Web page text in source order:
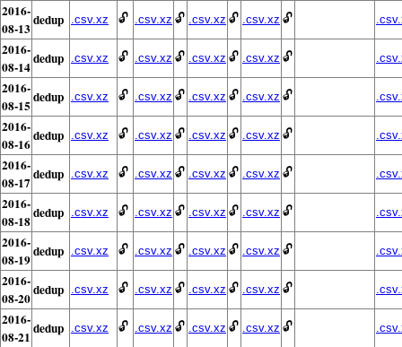
2016-
08-13dedup .csv.xz 🔓 .csv.xz 🔓 .csv.xz 🔓 .csv.xz 🔓
2016-
08-14dedup .csv.xz 🔓 .csv.xz 🔓 .csv.xz 🔓 .csv.xz 🔓
2016-
08-15 dedup .csv.xz 🔓 .csv.xz 🔓 .csv.xz 🔓 .csv.xz 🔓
2016-
08-16dedup .csv.xz 🔓 .csv.xz 🔓 .csv.xz 🔓 .csv.xz 🔓
2016-
08-17dedup .csv.xz 🔓 .csv.xz 🔓 .csv.xz 🔓 .csv.xz 🔓
2016-
08-18dedup .csv.xz 🔓 .csv.xz 🔓 .csv.xz 🔓 .csv.xz 🔓
2016-
08-19dedup .csv.xz 🔓 .csv.xz 🔓 .csv.xz 🔓 .csv.xz 🔓
2016-
08-20dedup .csv.xz 🔓 .csv.xz 🔓 .csv.xz 🔓 .csv.xz 🔓
2016-
08-21 dedup .csv.xz 🔓 .csv.xz 🔓 .csv.xz 🔓 .csv.xz 🔓